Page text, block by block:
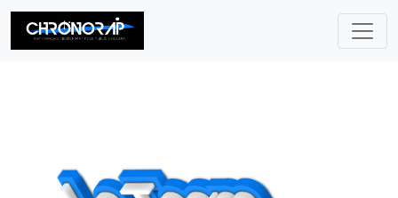
CHRONORAP